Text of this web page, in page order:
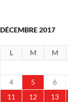
DÉCEMBRE 2017
L M M
4
5 6
11
12 13